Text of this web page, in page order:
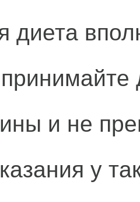
диета
и не
у